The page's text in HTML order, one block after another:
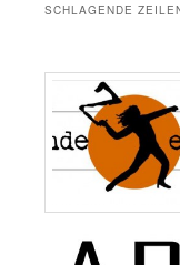
SCHLAGENDE